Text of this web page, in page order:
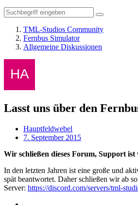
TML-Studios Community
Fernbus Simulator
Allgemeine Diskussionen
Lasst uns über den
Hauptfeldwebel
7. September 2015
Wir schließen dieses Forum, Support
In den letzten Jahren ist eine große und
spät beantwortet. Daher schließen wir ab
Server: https://discord.com/servers/tml-